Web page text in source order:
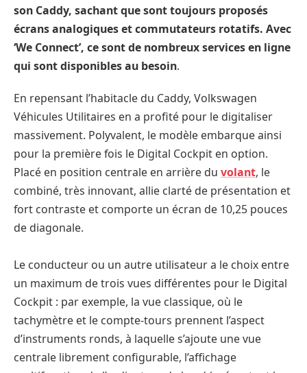
son Caddy, sachant que sont toujours proposés
écrans analogiques et commutateurs rotatifs. Avec
‘We Connect’, ce sont de nombreux services en ligne
qui sont disponibles au besoin.
En repensant l’habitacle du Caddy, Volkswagen
Véhicules Utilitaires en a profité pour le digitaliser
massivement. Polyvalent, le modèle embarque ainsi
pour la première fois le Digital Cockpit en option.
Placé en position centrale en arrière du volant, le
combiné, très innovant, allie clarté de présentation et
fort contraste et comporte un écran de 10,25 pouces
de diagonale.
Le conducteur ou un autre utilisateur a le choix entre
un maximum de trois vues différentes pour le Digital
Cockpit : par exemple, la vue classique, où le
tachymètre et le compte-tours prennent l’aspect
d’instruments ronds, à laquelle s’ajoute une vue
centrale librement configurable, l’affichage